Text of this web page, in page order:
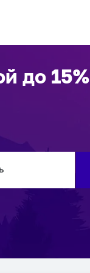
до 15%